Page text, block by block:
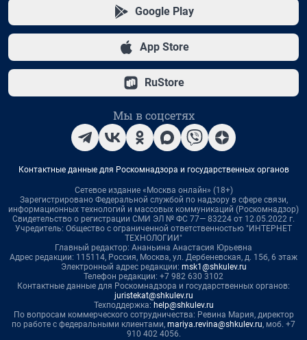
Google Play
App Store
RuStore
Мы в соцсетях
Контактные данные для Роскомнадзора и государственных органов
Сетевое издание «Москва онлайн» (18+)
Зарегистрировано Федеральной службой по надзору в сфере связи,
информационных технологий и массовых коммуникаций (Роскомнадзор)
Свидетельство о регистрации СМИ ЭЛ № ФС 77— 83224 от 12.05.2022 г.
Учредитель: Общество с ограниченной ответственностью "ИНТЕРНЕТ
ТЕХНОЛОГИИ"
Главный редактор: Ананьина Анастасия Юрьевна
Адрес редакции: 115114, Россия, Москва, ул. Дербеневская, д. 15б, 6 этаж
Электронный адрес редакции: msk1@shkulev.ru
Телефон редакции: +7 982 630 3102
Контактные данные для Роскомнадзора и государственных органов:
juristekat@shkulev.ru
Техподдержка: help@shkulev.ru
По вопросам коммерческого сотрудничества: Ревина Мария, директор
по работе с федеральными клиентами, mariya.revina@shkulev.ru, моб. +7
910 402 4056.